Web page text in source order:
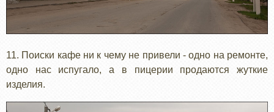
11. Поиски кафе ни к чему не привели - одно на ремонте,
одно нас испугало, а в пицерии продаются жуткие
изделия.